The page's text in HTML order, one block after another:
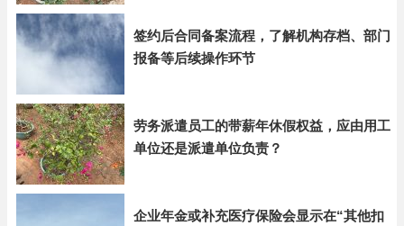
签约后合同备案流程，了解机构存档、部门
报备等后续操作环节
劳务派遣员工的带薪年休假权益，应由用工
单位还是派遣单位负责？
企业年金或补充医疗保险会显示在“其他扣